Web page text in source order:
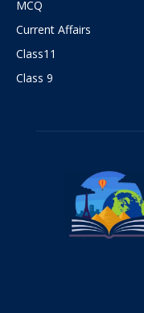
MCQ
Current Affairs
Class11
Class 9